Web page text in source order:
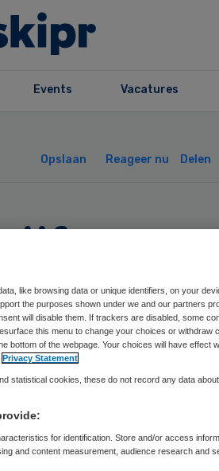
Events Vacatures
Opslaan Reageer nu Delen
hoge
like browsing data or unique identifiers, on your
the purposes shown under we and our partners
will disable them. If trackers are disabled, some
this menu to change your choices or withdraw
bottom of the webpage. Your choices will have effect
Privacy Statement
statistical cookies, these do not record any data
for identification. Store and/or access
and content measurement, audience research and